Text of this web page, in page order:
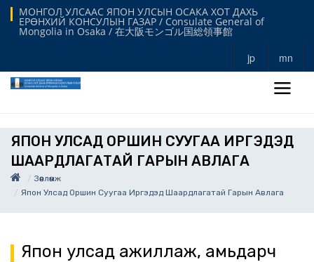
МОНГОЛ УЛСААС ЯПОН УЛСЫН ОСАКА ХОТ ДАХЬ
ЕРӨНХИЙ КОНСУЛЫН ГАЗАР / Consulate General of
Mongolia in Osaka / 在大阪モンゴル国総領事館
jp mn
ЯПОН УЛСАД ОРШИН СУУГАА ИРГЭДЭД
ШААРДЛАГАТАЙ ГАРЫН АВЛАГА
Зөвлөмж
Япон Улсад Оршин Суугаа Иргэдэд Шаардлагатай Гарын Авлага
Япон улсад ажиллаж, амьдарч